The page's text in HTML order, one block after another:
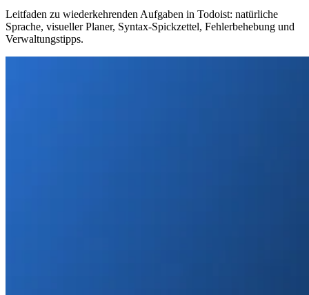
Leitfaden zu wiederkehrenden Aufgaben in Todoist: natürliche
Sprache, visueller Planer, Syntax-Spickzettel, Fehlerbehebung und
Verwaltungstipps.